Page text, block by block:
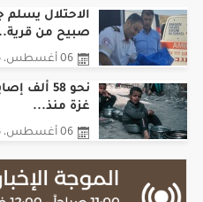
الاحتلال يسلم
صبيح من
06 أغسطس، 2026 - 06:08pm
نحو 58
غزة منذ...
06 أغسطس، 2026 - 05:08pm